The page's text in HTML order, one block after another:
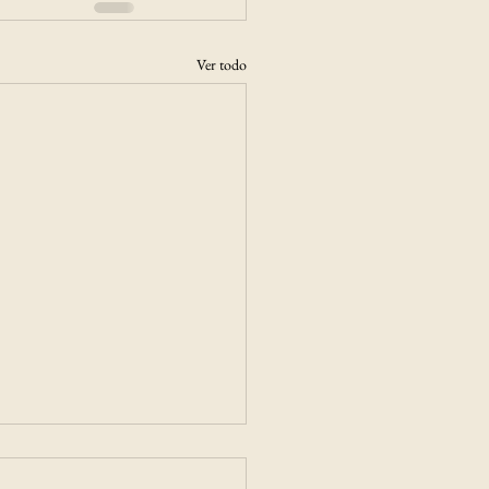
Ver todo
y Mutual